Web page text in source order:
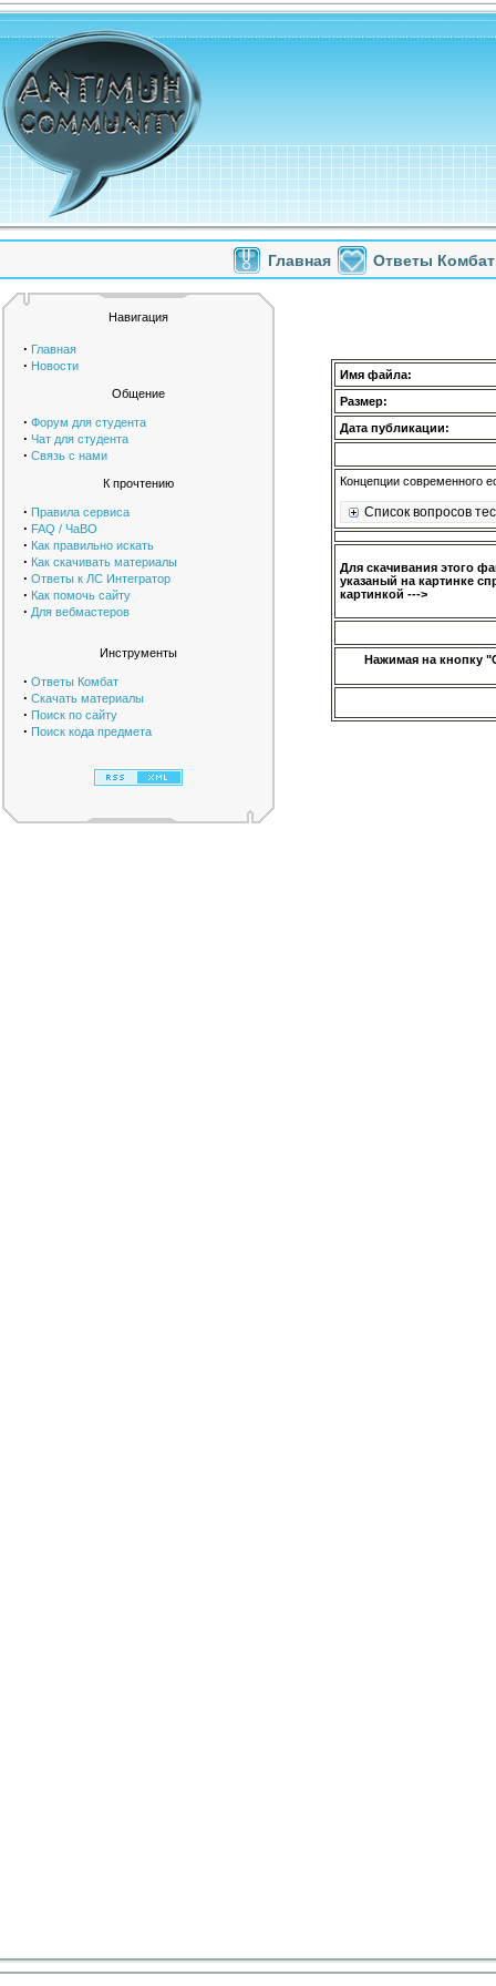
Главная Ответы Комбат
Навигация
· Главная
· Новости
Общение
· Форум для студента
· Чат для студента
· Связь с нами
К прочтению
· Правила сервиса
· FAQ / ЧаВО
· Как правильно искать
· Как скачивать материалы
· Ответы к ЛС Интегратор
· Как помочь сайту
· Для вебмастеров
Инструменты
· Ответы Комбат
· Скачать материалы
· Поиск по сайту
· Поиск кода предмета
Имя файла:
Размер:
Дата публикации:
Концепции современного
Список вопросов
Для скачивания этого
указаный на картинке
картинкой --->
Нажимая на кнопку